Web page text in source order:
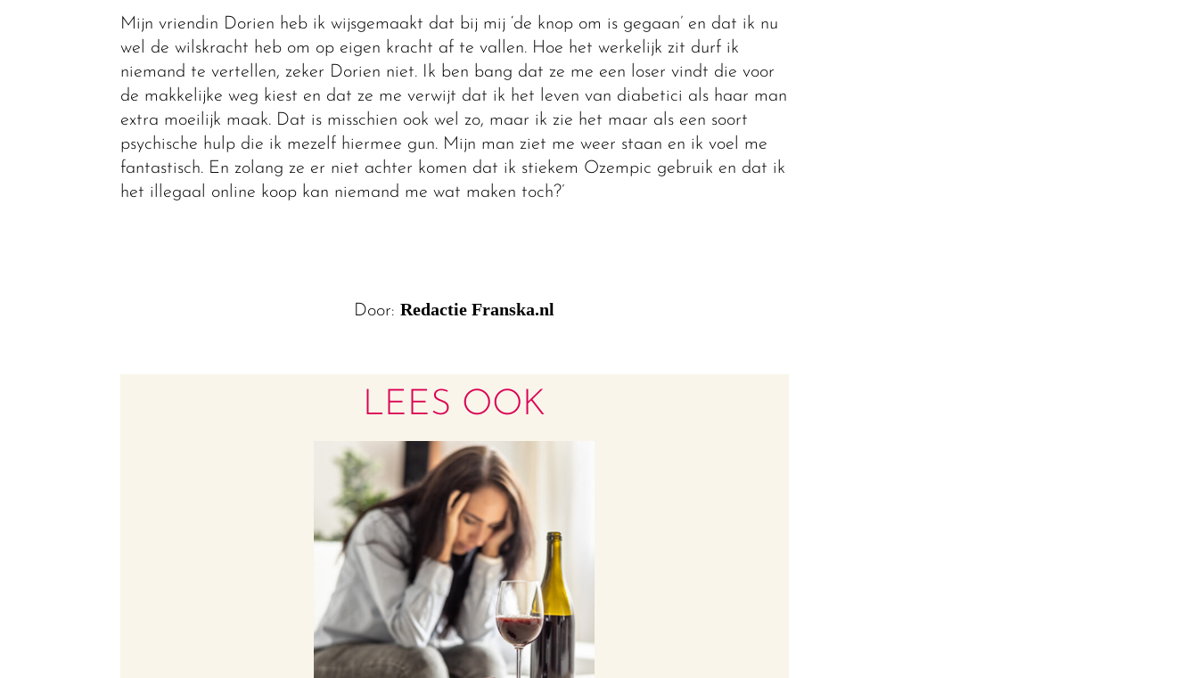
Mijn vriendin Dorien heb ik wijsgemaakt dat bij mij ‘de knop om is gegaan’ en dat ik nu
wel de wilskracht heb om op eigen kracht af te vallen. Hoe het werkelijk zit durf ik
niemand te vertellen, zeker Dorien niet. Ik ben bang dat ze me een loser vindt die voor
de makkelijke weg kiest en dat ze me verwijt dat ik het leven van diabetici als haar man
extra moeilijk maak. Dat is misschien ook wel zo, maar ik zie het maar als een soort
psychische hulp die ik mezelf hiermee gun. Mijn man ziet me weer staan en ik voel me
fantastisch. En zolang ze er niet achter komen dat ik stiekem Ozempic gebruik en dat ik
het illegaal online koop kan niemand me wat maken toch?’
Door: Redactie Franska.nl
LEES OOK